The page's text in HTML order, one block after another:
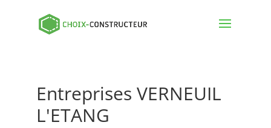
Entreprises VERNEUIL
L'ETANG